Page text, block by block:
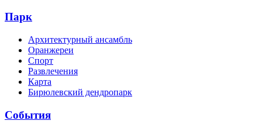
Парк
Архитектурный ансамбль
Оранжереи
Спорт
Развлечения
Карта
Бирюлевский дендропарк
События